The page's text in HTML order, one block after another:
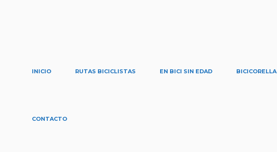
INICIO RUTAS BICICLISTAS EN BICI SIN EDAD BICICORELLA
CONTACTO
/Posts tagged "RecicletaRibera"